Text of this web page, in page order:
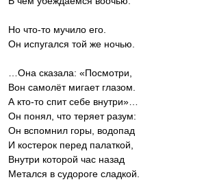
Но что-то мучило его.
Он испугался той же ночью.
…Она сказала: «Посмотри,
Вон самолёт мигает глазом.
А кто-то спит себе внутри»…
Он понял, что теряет разум:
Он вспомнил горы, водопад
И костерок перед палаткой,
Внутри которой час назад
Метался в судороге сладкой.